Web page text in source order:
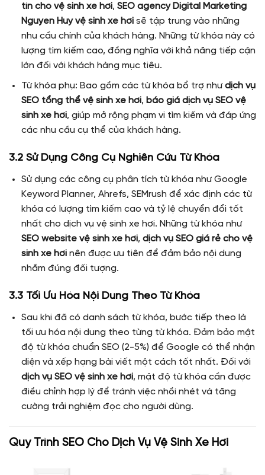
tín cho vệ sinh xe hơi, SEO agency Digital Marketing
Nguyen Huy vệ sinh xe hơisẽ tập trung vào những
nhu cầu chính của khách hàng. Những từ khóa này có
lượng tìm kiếm cao, đồng nghĩa với khả năng tiếp cận
lớn đối với khách hàng mục tiêu.
Từ khóa phụ: Bao gồm các từ khóa bổ trợ nhưdịch vụ
SEO tổng thể vệ sinh xe hơi, báo giá dịch vụ SEO vệ
sinh xe hơi, giúp mở rộng phạm vi tìm kiếm và đáp ứng
các nhu cầu cụ thể của khách hàng.
3.2 Sử Dụng Công Cụ Nghiên Cứu Từ Khóa
Sử dụng các công cụ phân tích từ khóa như Google
Keyword Planner, Ahrefs, SEMrush để xác định các từ
khóa có lượng tìm kiếm cao và tỷ lệ chuyển đổi tốt
nhất cho dịch vụ vệ sinh xe hơi. Những từ khóa như
SEO website vệ sinh xe hơi, dịch vụ SEO giá rẻ cho vệ
sinh xe hơinên được ưu tiên để đảm bảo nội dung
nhắm đúng đối tượng.
3.3 Tối Ưu Hóa Nội Dung Theo Từ Khóa
Sau khi đã có danh sách từ khóa, bước tiếp theo là
tối ưu hóa nội dung theo từng từ khóa. Đảm bảo mật
độ từ khóa chuẩn SEO (2-5%) để Google có thể nhận
diện và xếp hạng bài viết một cách tốt nhất. Đối với
dịch vụ SEO vệ sinh xe hơi, mật độ từ khóa cần được
điều chỉnh hợp lý để tránh việc nhồi nhét và tăng
cường trải nghiệm đọc cho người dùng.
Quy Trình SEO Cho Dịch Vụ Vệ Sinh Xe Hơi